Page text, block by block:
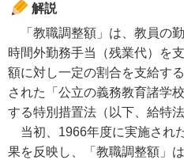
解説
「教職調整額」は、教員の
時間外勤務手当（残業代）を
額に対し一定の割合を支給す
された「公立の義務教育諸学
する特別措置法（以下、給特
当初、1966年度に実施され
果を反映し、「教職調整額」